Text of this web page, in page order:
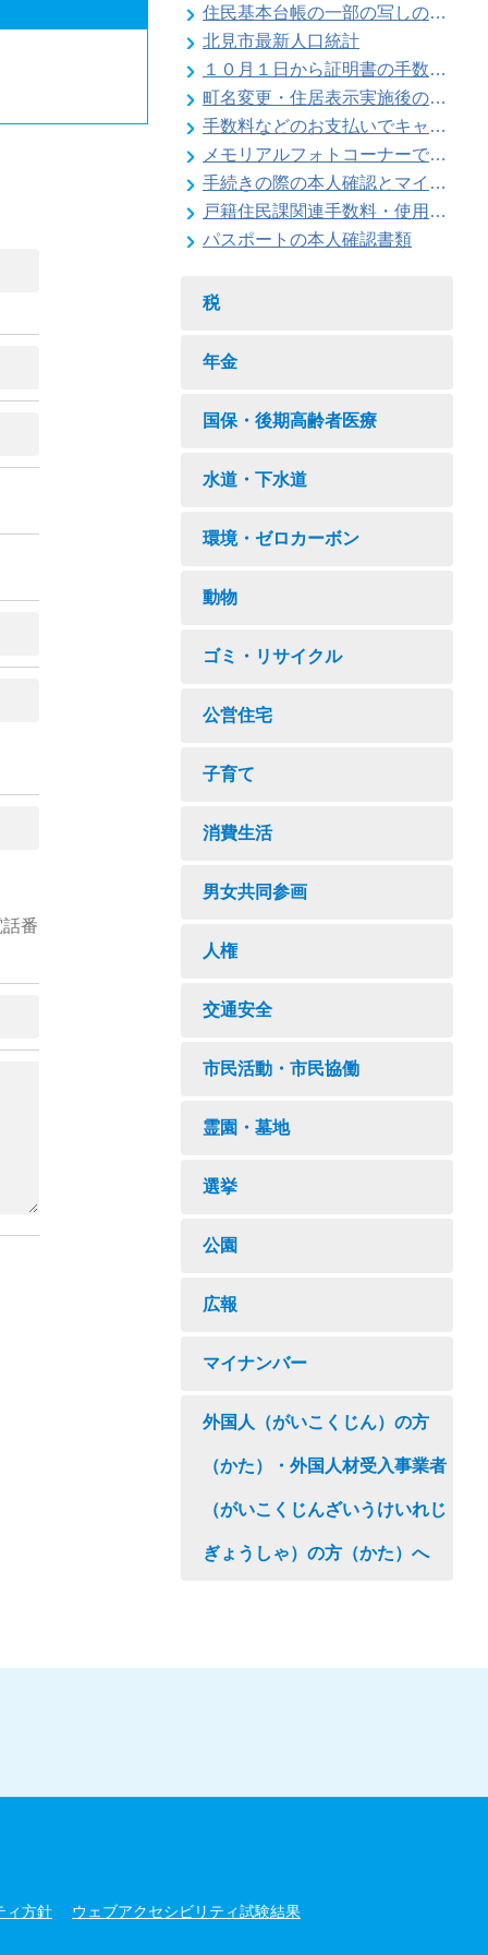
番
住民基本台帳の一部の写しの閲覧状況
北見市最新人口統計
１０月１日から証明書の手数料が変わります
町名変更・住居表示実施後の住所変更
手数料などのお支払いでキャッシュレス決済が利用できます
メモリアルフォトコーナーで記念撮影はいかがですか
手続きの際の本人確認とマイナンバーの確認にご協力ください
戸籍住民課関連手数料・使用料一覧
パスポートの本人確認書類
税
年金
国保・後期高齢者医療
水道・下水道
環境・ゼロカーボン
動物
ゴミ・リサイクル
公営住宅
子育て
消費生活
男女共同参画
人権
交通安全
市民活動・市民協働
霊園・墓地
選挙
公園
広報
マイナンバー
外国人（がいこくじん）の方
（かた）・外国人材受入事業者
（がいこくじんざいうけいれじ
ぎょうしゃ）の方（かた）へ
ィ方針 ウェブアクセシビリティ試験結果